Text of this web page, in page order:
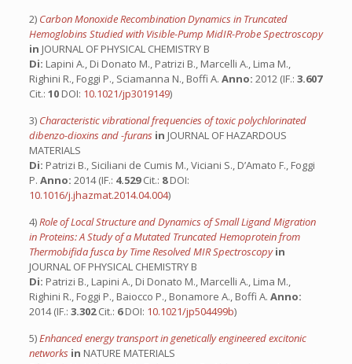
2) Carbon Monoxide Recombination Dynamics in Truncated
Hemoglobins Studied with Visible-Pump MidIR-Probe Spectroscopy
in JOURNAL OF PHYSICAL CHEMISTRY B
Di: Lapini A., Di Donato M., Patrizi B., Marcelli A., Lima M.,
Righini R., Foggi P., Sciamanna N., Boffi A. Anno: 2012 (IF.: 3.607
Cit.: 10 DOI: 10.1021/jp3019149)
3) Characteristic vibrational frequencies of toxic polychlorinated
dibenzo-dioxins and -furans in JOURNAL OF HAZARDOUS
MATERIALS
Di: Patrizi B., Siciliani de Cumis M., Viciani S., D’Amato F., Foggi
P. Anno: 2014 (IF.: 4.529Cit.: 8DOI:
10.1016/j.jhazmat.2014.04.004)
4)Role of Local Structure and Dynamics of Small Ligand Migration
in Proteins: A Study of a Mutated Truncated Hemoprotein from
Thermobifida fusca by Time Resolved MIR Spectroscopyin
JOURNAL OF PHYSICAL CHEMISTRY B
Di: Patrizi B., Lapini A., Di Donato M., Marcelli A., Lima M.,
Righini R., Foggi P., Baiocco P., Bonamore A., Boffi A. Anno:
2014 (IF.: 3.302Cit.: 6DOI: 10.1021/jp504499b)
5)Enhanced energy transport in genetically engineered excitonic
networks in NATURE MATERIALS